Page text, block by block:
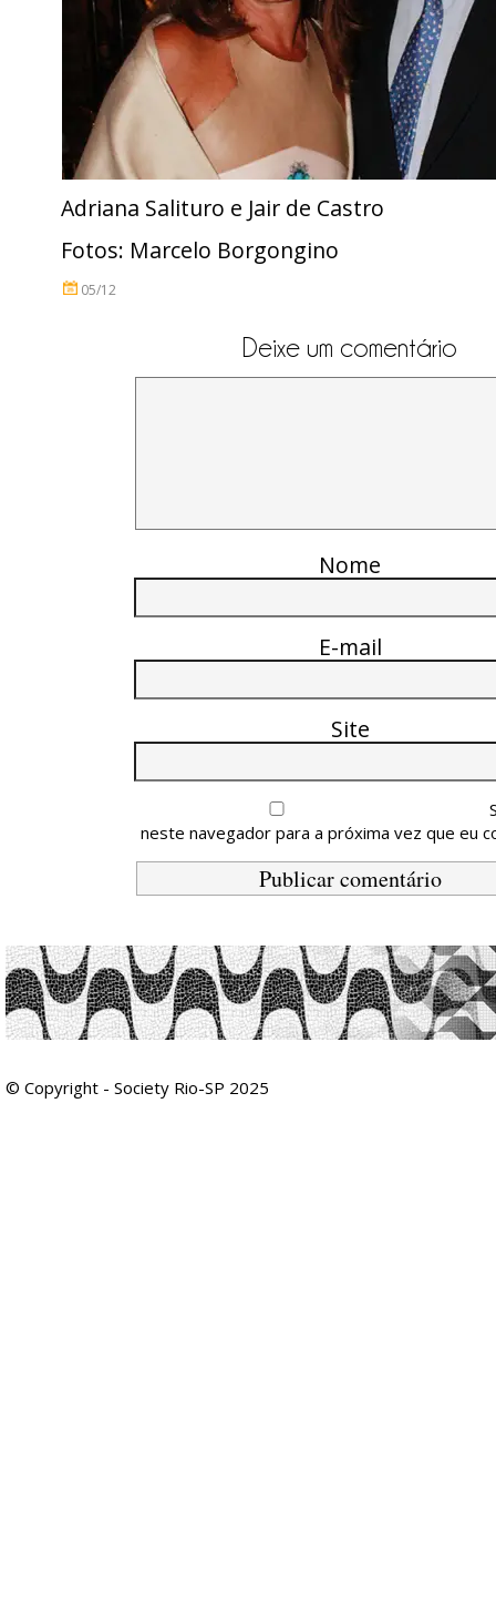
Adriana Salituro e Jair de Castro
Fotos: Marcelo Borgongino
05/12
Deixe um comentário
Nome
E-mail
Site
neste navegador para a próxima vez que eu
© Copyright - Society Rio-SP 2025